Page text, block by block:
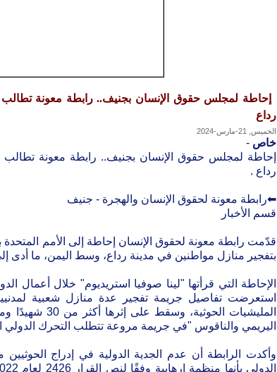
إحاطة لمجلس حقوق الإنسان بجنيف.. رابطة معونة
رداع
الخميس, 21-مارس-2024
خاص -
إحاطة لمجلس حقوق الإنسان بجنيف.. رابطة معونة
رداع .
⬅رابطة معونة لحقوق الإنسان والهجرة - جنيف
قسم الأخبار
قدّمت رابطة معونة لحقوق الإنسان إحاطة إلى الأمم المتحدة
بتفجير منازل مواطنين في مدينة رداع، ‎وسط اليمن، ما أدى إلى سقوط عشرات الشهداء والجرحى.
استعرضت تفاصيل جريمة تفجير عدة منازل شعبية
المليشيات
اليريمي والناقوس "في جريمة مروعة تتطلب التحرك الدولي
وأكدت الرابطة أن عدم الجدية الدولية في إدراج